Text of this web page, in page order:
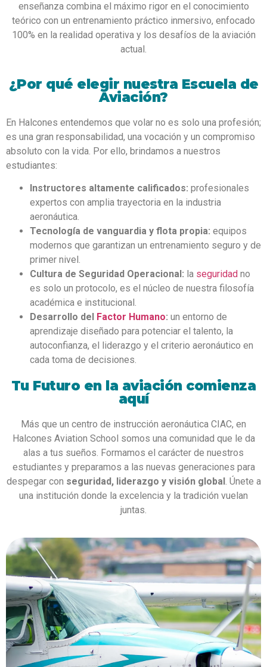
enseñanza combina el máximo rigor en el conocimiento
teórico con un entrenamiento práctico inmersivo, enfocado
100% en la realidad operativa y los desafíos de la aviación
actual.
¿Por qué elegir nuestra Escuela de
Aviación?
En Halcones entendemos que volar no es solo una profesión;
es una gran responsabilidad, una vocación y un compromiso
absoluto con la vida. Por ello, brindamos a nuestros
estudiantes:
Instructores altamente calificados: profesionales
expertos con amplia trayectoria en la industria
aeronáutica.
Tecnología de vanguardia y flota propia: equipos
modernos que garantizan un entrenamiento seguro y de
primer nivel.
Cultura de Seguridad Operacional: la seguridad no
es solo un protocolo, es el núcleo de nuestra filosofía
académica e institucional.
Desarrollo del Factor Humano: un entorno de
aprendizaje diseñado para potenciar el talento, la
autoconfianza, el liderazgo y el criterio aeronáutico en
cada toma de decisiones.
Tu Futuro en la aviación comienza
aquí
Más que un centro de instrucción aeronáutica CIAC, en
Halcones Aviation School somos una comunidad que le da
alas a tus sueños. Formamos el carácter de nuestros
estudiantes y preparamos a las nuevas generaciones para
despegar con seguridad, liderazgo y visión global. Únete a
una institución donde la excelencia y la tradición vuelan
juntas.